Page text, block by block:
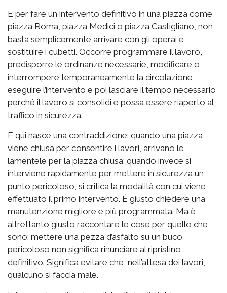
E per fare un intervento definitivo in una piazza come
piazza Roma, piazza Medici o piazza Castigliano, non
basta semplicemente arrivare con gli operai e
sostituire i cubetti. Occorre programmare il lavoro,
predisporre le ordinanze necessarie, modificare o
interrompere temporaneamente la circolazione,
eseguire l’intervento e poi lasciare il tempo necessario
perché il lavoro si consolidi e possa essere riaperto al
traffico in sicurezza.
E qui nasce una contraddizione: quando una piazza
viene chiusa per consentire i lavori, arrivano le
lamentele per la piazza chiusa; quando invece si
interviene rapidamente per mettere in sicurezza un
punto pericoloso, si critica la modalità con cui viene
effettuato il primo intervento. È giusto chiedere una
manutenzione migliore e più programmata. Ma è
altrettanto giusto raccontare le cose per quello che
sono: mettere una pezza d’asfalto su un buco
pericoloso non significa rinunciare al ripristino
definitivo. Significa evitare che, nell’attesa dei lavori,
qualcuno si faccia male.